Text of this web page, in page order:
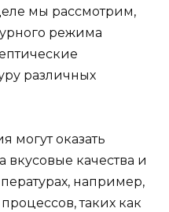
мы рассмотрим,
режима
различных
могут оказать
вкусовые качества и
например,
таких как